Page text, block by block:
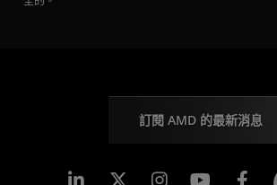
訂閱 AMD 的最新消息
Linkedin Instagram